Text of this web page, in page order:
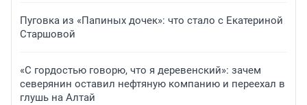
Пуговка из «Папиных дочек»: что стало с Екатериной
Старшовой
«С гордостью говорю, что я деревенский»: зачем
северянин оставил нефтяную компанию и переехал в
глушь на Алтай